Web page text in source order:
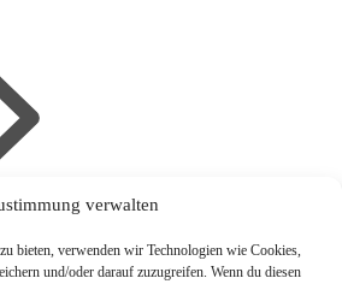
verwalten
bieten, verwenden wir Technologien wie Cookies,
und/oder darauf zuzugreifen. Wenn du diesen